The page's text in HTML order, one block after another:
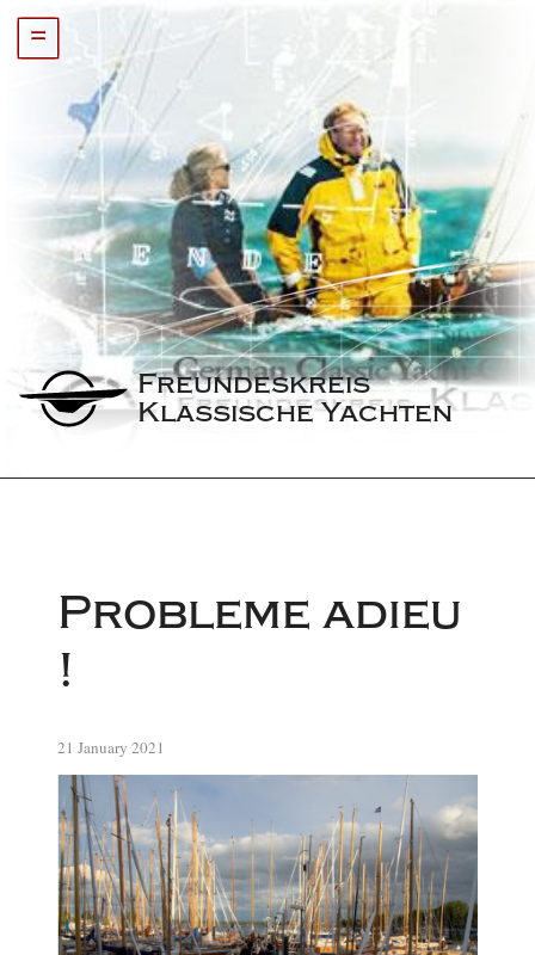
=
Freundeskreis
Klassische Yachten
Probleme adieu
!
21 January 2021